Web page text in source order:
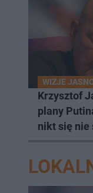
WIZJE
Krzysztof
plany
nikt się nie